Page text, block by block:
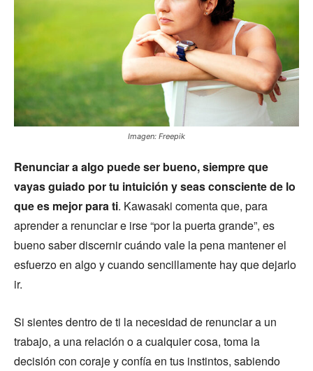
Imagen: Freepik
Renunciar a algo puede ser bueno, siempre que
vayas guiado por tu intuición y seas consciente de lo
que es mejor para ti. Kawasaki comenta que, para
aprender a renunciar e irse “por la puerta grande”, es
bueno saber discernir cuándo vale la pena mantener el
esfuerzo en algo y cuando sencillamente hay que dejarlo
ir.
Si sientes dentro de ti la necesidad de renunciar a un
trabajo, a una relación o a cualquier cosa, toma la
decisión con coraje y confía en tus instintos, sabiendo